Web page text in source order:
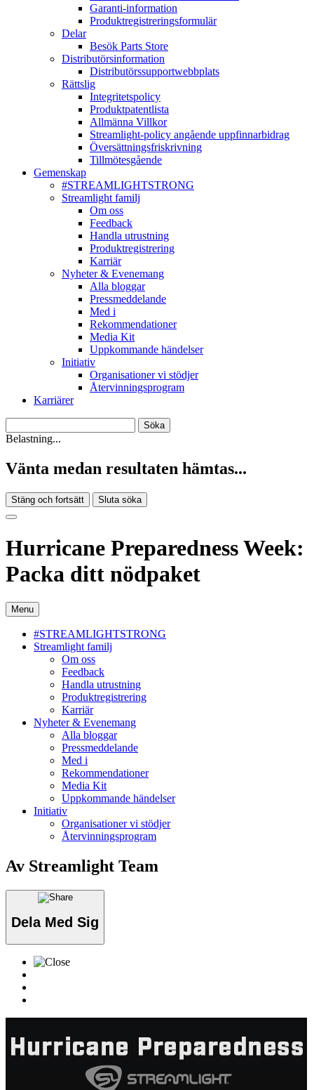
Garanti-information
Produktregistreringsformulär
Delar
Besök Parts Store
Distributörsinformation
Distributörssupportwebbplats
Rättslig
Integritetspolicy
Produktpatentlista
Allmänna Villkor
Streamlight-policy angående uppfinnarbidrag
Översättningsfriskrivning
Tillmötesgående
Gemenskap
#STREAMLIGHTSTRONG
Streamlight familj
Om oss
Feedback
Handla utrustning
Produktregistrering
Karriär
Nyheter & Evenemang
Alla bloggar
Pressmeddelande
Med i
Rekommendationer
Media Kit
Uppkommande händelser
Initiativ
Organisationer vi stödjer
Återvinningsprogram
Karriärer
Belastning...
Vänta medan resultaten hämtas...
Stäng och fortsätt Sluta söka
Hurricane Preparedness Week:
Packa ditt nödpaket
Menu
#STREAMLIGHTSTRONG
Streamlight familj
Om oss
Feedback
Handla utrustning
Produktregistrering
Karriär
Nyheter & Evenemang
Alla bloggar
Pressmeddelande
Med i
Rekommendationer
Media Kit
Uppkommande händelser
Initiativ
Organisationer vi stödjer
Återvinningsprogram
Av Streamlight Team
Dela Med Sig